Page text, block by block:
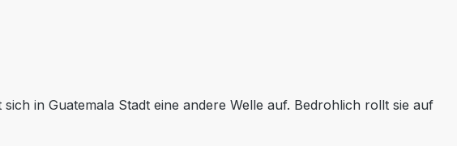
in Guatemala Stadt eine andere Welle auf. Bedrohlich rollt sie auf